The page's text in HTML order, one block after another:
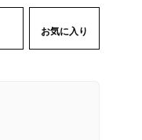
お気に入り